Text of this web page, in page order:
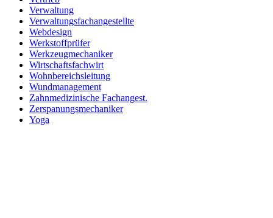
Verwaltung
Verwaltungsfachangestellte
Webdesign
Werkstoffprüfer
Werkzeugmechaniker
Wirtschaftsfachwirt
Wohnbereichsleitung
Wundmanagement
Zahnmedizinische Fachangest.
Zerspanungsmechaniker
Yoga